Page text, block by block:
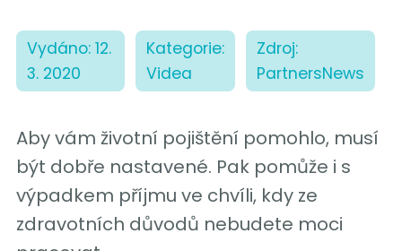
Vydáno: 12.
3. 2020
Kategorie:
Videa
Zdroj:
PartnersNews
Aby vám životní pojištění pomohlo, musí
být dobře nastavené. Pak pomůže i s
výpadkem příjmu ve chvíli, kdy ze
zdravotních důvodů nebudete moci